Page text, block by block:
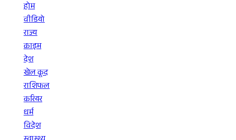
होम
वीडियो
राज्य
क्राइम
देश
खेल कूद
राशिफल
करियर
धर्म
विदेश